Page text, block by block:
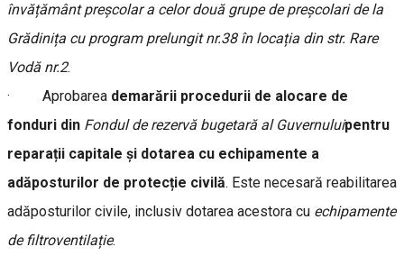
învățământ preșcolar a celor două grupe de preșcolari de la
Grădinița cu program prelungit nr.38 în locația din str. Rare
Vodă nr.2.
· Aprobarea demarării procedurii de alocare de
fonduri din Fondul de rezervă bugetară al Guvernuluipentru
reparații capitale și dotarea cu echipamente a
adăposturilor de protecție civilă. Este necesară reabilitarea
adăposturilor civile, inclusiv dotarea acestora cu echipamente
de filtroventilație.